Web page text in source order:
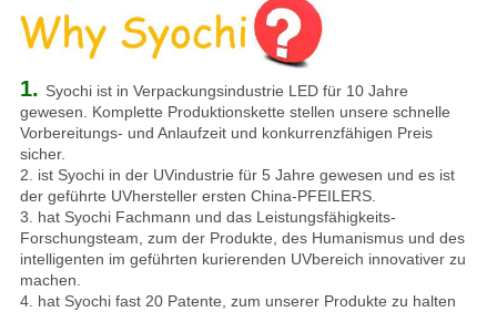
1. Syochi ist in Verpackungsindustrie LED für 10 Jahre
gewesen. Komplette Produktionskette stellen unsere schnelle
Vorbereitungs- und Anlaufzeit und konkurrenzfähigen Preis
sicher.
2. ist Syochi in der UVindustrie für 5 Jahre gewesen und es ist
der geführte UVhersteller ersten China-PFEILERS.
3. hat Syochi Fachmann und das Leistungsfähigkeits-
Forschungsteam, zum der Produkte, des Humanismus und des
intelligenten im geführten kurierenden UVbereich innovativer zu
machen.
4. hat Syochi fast 20 Patente, zum unserer Produkte zu halten